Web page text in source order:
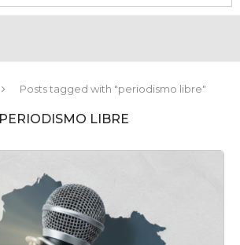
Posts tagged with "periodismo libre"
PERIODISMO LIBRE